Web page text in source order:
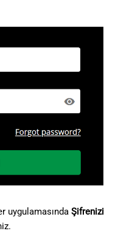
ไทย
Tiếng Việt
한국어
中文
日本語
Deutsch
Italiano
Polski
uygulamasında Şifrenizi